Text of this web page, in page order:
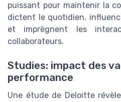
puissant pour maintenir la
dictent le quotidien,
et imprègnent les
collaborateurs.
Studies: impact des
performance
Une étude de Deloitte